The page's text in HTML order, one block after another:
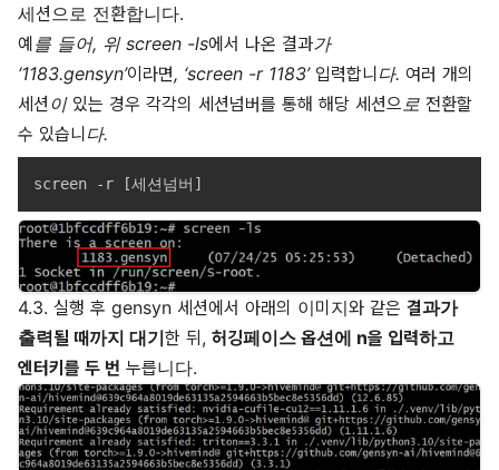
세션으로 전환합니다.
예를 들어, 위 screen -ls에서 나온 결과가
‘1183.gensyn’이라면, ‘screen -r 1183’ 입력합니다. 여러 개의
세션이 있는 경우 각각의 세션넘버를 통해 해당 세션으로 전환할
수 있습니다.
4.3. 실행 후 gensyn 세션에서 아래의 이미지와 같은 결과가
출력될 때까지 대기한 뒤, 허깅페이스 옵션에 n을 입력하고
엔터키를 두 번 누릅니다.